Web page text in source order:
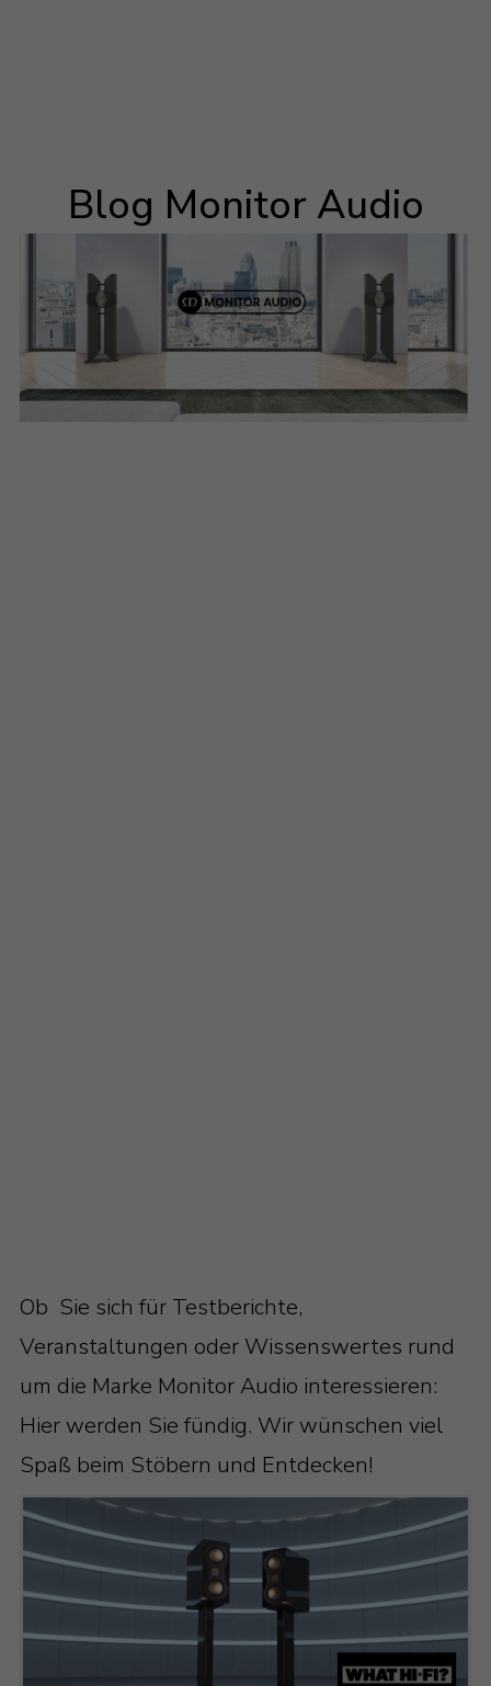
Blog Monitor Audio
Ob Sie sich für Testberichte,
Veranstaltungen oder Wissenswertes rund
um die Marke Monitor Audio interessieren:
Hier werden Sie fündig. Wir wünschen viel
Spaß beim Stöbern und Entdecken!